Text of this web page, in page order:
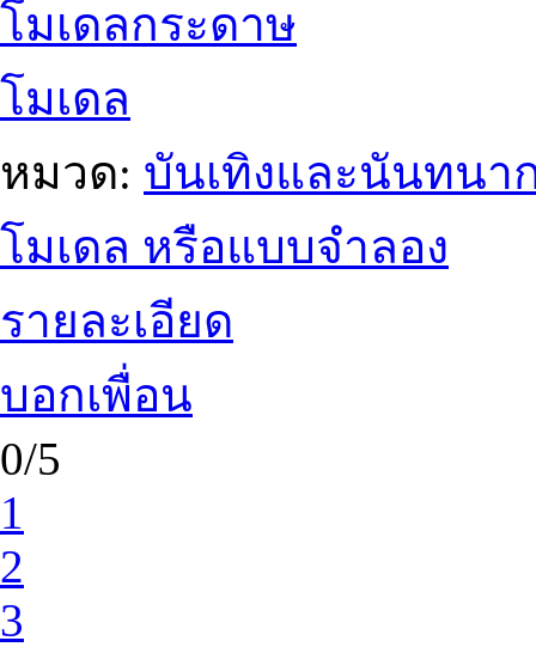
โมเดลกระดาษ
โมเดล
หมวด: บันเทิงและนันทนา
โมเดล หรือแบบจำลอง
รายละเอียด
บอกเพื่อน
0/5
1
2
3